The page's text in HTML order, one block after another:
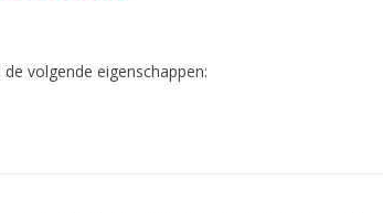
volgende eigenschappen: